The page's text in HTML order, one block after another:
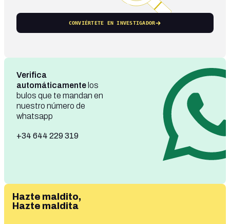
CONVIÉRTETE EN INVESTIGADOR
Verifica
automáticamente los
bulos que te mandan en
nuestro número de
whatsapp
+34 644 229 319
Hazte maldito,
Hazte maldita